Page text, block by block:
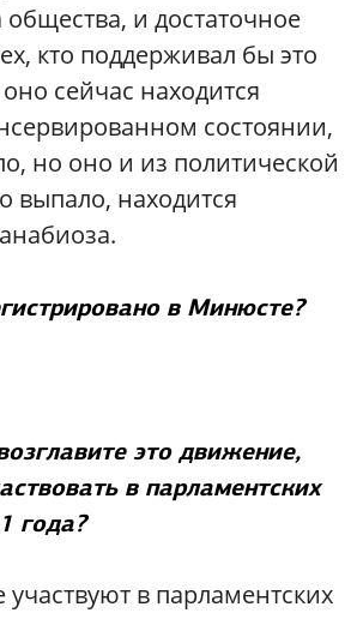
общества, и достаточное
кто поддерживал бы это
сейчас находится
состоянии,
но оно и из политической
выпало, находится
в Минюсте?
это движение,
в парламентских
года?
в парламентских